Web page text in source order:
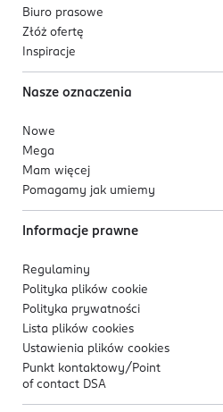
Biuro prasowe
Złóż ofertę
Inspiracje
Nasze oznaczenia
Nowe
Mega
Mam więcej
Pomagamy jak umiemy
Informacje prawne
Regulaminy
Polityka plików cookie
Polityka prywatności
Lista plików cookies
Ustawienia plików cookies
Punkt kontaktowy/ Point
of contact DSA